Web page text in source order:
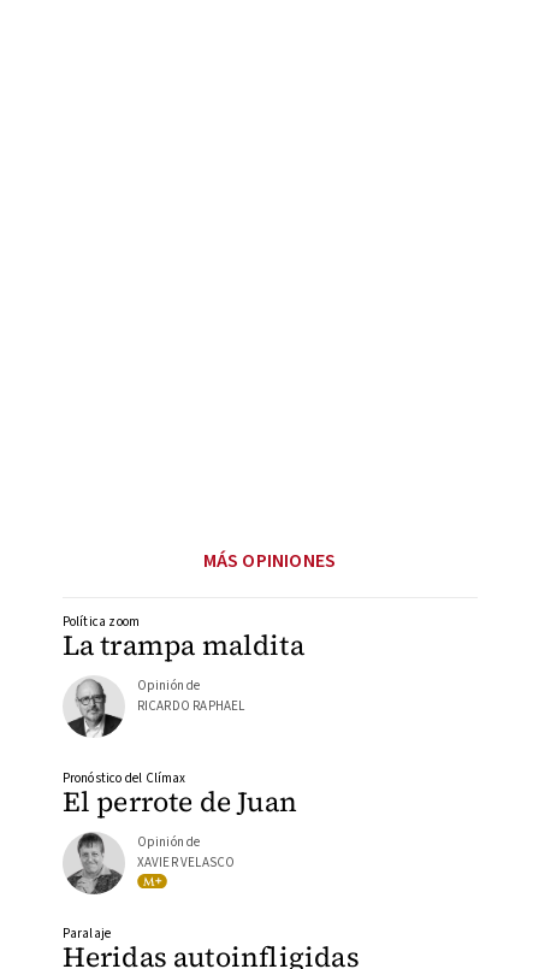
MÁS OPINIONES
La trampa maldita
Política zoom
Opinión de
RICARDO RAPHAEL
El perrote de Juan
Pronóstico del Clímax
Opinión de
XAVIER VELASCO
Heridas autoinfligidas
Paralaje